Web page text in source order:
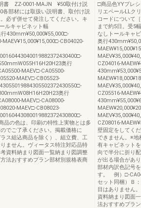
書 ZZ-0001-MAJN ¥50取付け説
部材には取扱い説明書、取付け説
必ず併せて発注してください。キ
ルキャビネット幅
430mm¥50,000¥55,000□-
MAEV¥15,000¥15,000□-CB04020-
奥行
MAEV□-CA05500-
MAEV□-CB05523-
奥行
MAEV□-CA08000-
MAEV□-CB08023-
品の色は、印刷の特性上実物とは多
でご了承ください。掲載価格に
ス組込商品を除く）、組立費、工
ません。ヴィータス特注対応品特
資料納まり図面一覧納まり図調整
法おすすめプラン部材別規格表商
□商品色YYプレ
リエペールLLク
コードについて
まで約5日。受5
なしトールキャ
奥行
CZ04016-
CZ05516-
CZ08016-
壁固定をしてく
できません。※地
有キャビネット
向で半分に折り
が出る場合があ
部材内訳色記号
す。 例）□-
セット同梱）Ｂ
目はありません
資料納まり図面
法おすすめプラ